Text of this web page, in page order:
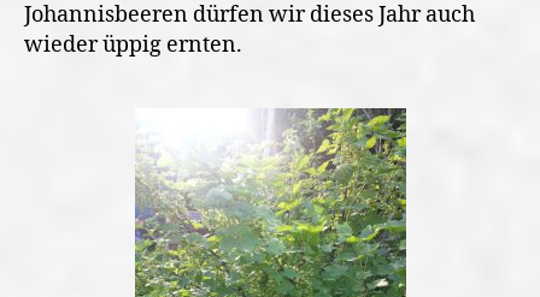
Johannisbeeren dürfen wir dieses Jahr auch
wieder üppig ernten.